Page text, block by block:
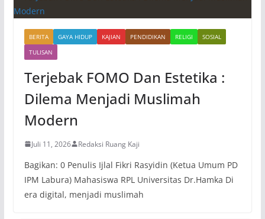
BERITA GAYA HIDUP KAJIAN PENDIDIKAN RELIGI
SOSIAL
TULISAN
Terjebak FOMO Dan Estetika :
Dilema Menjadi Muslimah
Modern
Juli 11, 2026 Redaksi Ruang Kaji
Bagikan: 0 Penulis Ijlal Fikri Rasyidin (Ketua Umum PD
IPM Labura) Mahasiswa RPL Universitas Dr.Hamka Di
era digital, menjadi muslimah